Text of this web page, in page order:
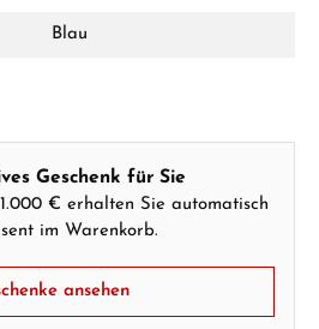
Blau
Geschenk für Sie
€ erhalten Sie automatisch
im Warenkorb.
ansehen